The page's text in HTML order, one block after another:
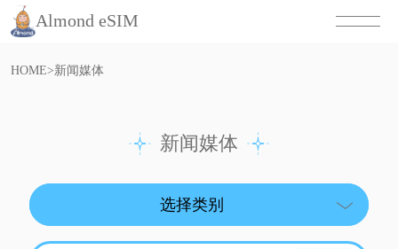
Almond eSIM
HOME>新闻媒体
新闻媒体